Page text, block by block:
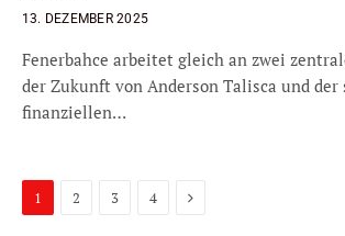
13. DEZEMBER 2025
Fenerbahce arbeitet gleich an zwei
der Zukunft von Anderson Talisca und
finanziellen…
1 2 3 4 Next